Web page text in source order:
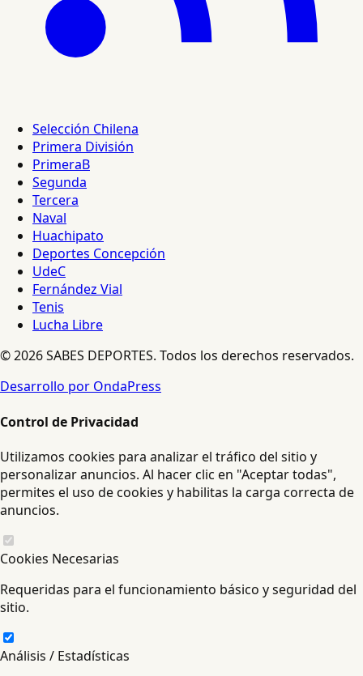
Selección Chilena
Primera División
PrimeraB
Segunda
Tercera
Naval
Huachipato
Deportes Concepción
UdeC
Fernández Vial
Tenis
Lucha Libre
© 2026 SABES DEPORTES. Todos los derechos reservados.
Desarrollo por OndaPress
Control de Privacidad
Utilizamos cookies para analizar el tráfico del sitio y
personalizar anuncios. Al hacer clic en "Aceptar todas",
permites el uso de cookies y habilitas la carga correcta de
anuncios.
Cookies Necesarias
Requeridas para el funcionamiento básico y seguridad del
sitio.
Análisis / Estadísticas